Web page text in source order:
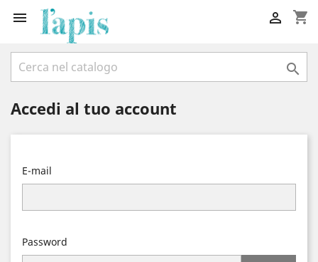
 shopping_cart


Accedi al tuo account
E-mail
Password